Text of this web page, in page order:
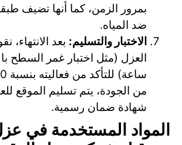
بمرور الزمن، كما أنها تضيف
ضد المياه.
الاختبار والتسليم: بعد الانتهاء،
من الجودة، يتم تسليم الموقع
شهادة ضمان رسمية.
المواد المستخدمة في